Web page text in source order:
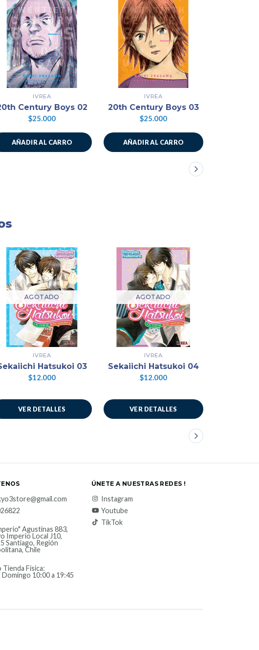
IVREA
Century Boys 02
$25.000
AÑADIR AL CARRO
IVREA
20th Century Boys 03
$25.000
AÑADIR AL CARRO
AGOTADO
IVREA
Hatsukoi 03
$12.000
VER DETALLES
AGOTADO
IVREA
Sekaiichi Hatsukoi 04
$12.000
VER DETALLES
Agustinas 883,
Imperio Local J10,
Santiago, Región
Chile
Física:
Domingo 10:00 a 19:45
ÚNETE A NUESTRAS REDES !
Instagram
Youtube
TikTok